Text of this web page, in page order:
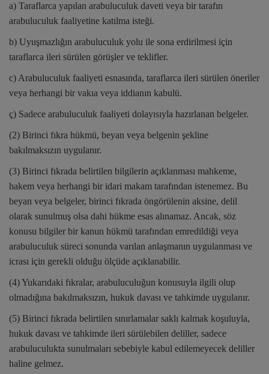
a) Taraflarca yapılan arabuluculuk daveti veya bir tarafın
arabuluculuk faaliyetine katılma isteği.
b) Uyuşmazlığın arabuluculuk yolu ile sona erdirilmesi için
taraflarca ileri sürülen görüşler ve teklifler.
c) Arabuluculuk faaliyeti esnasında, taraflarca ileri sürülen öneriler
veya herhangi bir vakıa veya iddianın kabulü.
ç) Sadece arabuluculuk faaliyeti dolayısıyla hazırlanan belgeler.
(2) Birinci fıkra hükmü, beyan veya belgenin şekline
bakılmaksızın uygulanır.
(3) Birinci fıkrada belirtilen bilgilerin açıklanması mahkeme,
hakem veya herhangi bir idari makam tarafından istenemez. Bu
beyan veya belgeler, birinci fıkrada öngörülenin aksine, delil
olarak sunulmuş olsa dahi hükme esas alınamaz. Ancak, söz
konusu bilgiler bir kanun hükmü tarafından emredildiği veya
arabuluculuk süreci sonunda varılan anlaşmanın uygulanması ve
icrası için gerekli olduğu ölçüde açıklanabilir.
(4) Yukarıdaki fıkralar, arabuluculuğun konusuyla ilgili olup
olmadığına bakılmaksızın, hukuk davası ve tahkimde uygulanır.
(5) Birinci fıkrada belirtilen sınırlamalar saklı kalmak koşuluyla,
hukuk davası ve tahkimde ileri sürülebilen deliller, sadece
arabuluculukta sunulmaları sebebiyle kabul edilemeyecek deliller
haline gelmez.